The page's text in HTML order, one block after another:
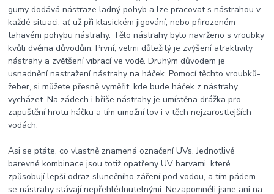
gumy dodává nástraze ladný pohyb a lze pracovat s nástrahou v
každé situaci, ať už při klasickém jigování, nebo přirozeném -
tahavém pohybu nástrahy. Tělo nástrahy bylo navrženo s vroubky
kvůli dvěma důvodům. První, velmi důležitý je zvýšení atraktivity
nástrahy a zvětšení vibrací ve vodě. Druhým důvodem je
usnadnění nastražení nástrahy na háček. Pomocí těchto vroubků-
žeber, si můžete přesně vyměřit, kde bude háček z nástrahy
vycházet. Na zádech i břiše nástrahy je umístěna drážka pro
zapuštění hrotu háčku a tím umožní lov i v těch nejzarostlejších
vodách.
Asi se ptáte, co vlastně znamená označení UVs. Jednotlivé
barevné kombinace jsou totiž opatřeny UV barvami, které
způsobují lepší odraz slunečního záření pod vodou, a tím pádem
se nástrahy stávají nepřehlédnutelnými. Nezapomněli jsme ani na